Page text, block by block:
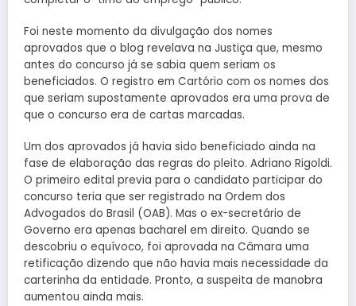
Foi neste momento da divulgação dos nomes
aprovados que o blog revelava na Justiça que, mesmo
antes do concurso já se sabia quem seriam os
beneficiados. O registro em Cartório com os nomes dos
que seriam supostamente aprovados era uma prova de
que o concurso era de cartas marcadas.
Um dos aprovados já havia sido beneficiado ainda na
fase de elaboração das regras do pleito. Adriano Rigoldi.
O primeiro edital previa para o candidato participar do
concurso teria que ser registrado na Ordem dos
Advogados do Brasil (OAB). Mas o ex-secretário de
Governo era apenas bacharel em direito. Quando se
descobriu o equívoco, foi aprovada na Câmara uma
retificação dizendo que não havia mais necessidade da
carterinha da entidade. Pronto, a suspeita de manobra
aumentou ainda mais.